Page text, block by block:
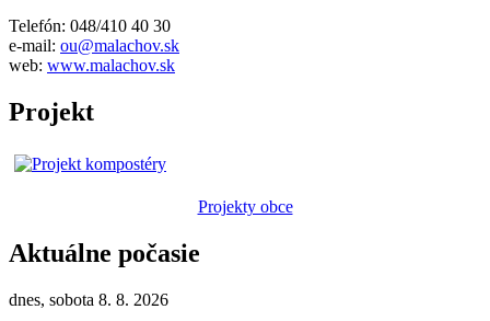
Telefón: 048/410 40 30
e-mail: ou@malachov.sk
web: www.malachov.sk
Projekt
Projekty obce
Aktuálne počasie
dnes, sobota 8. 8. 2026